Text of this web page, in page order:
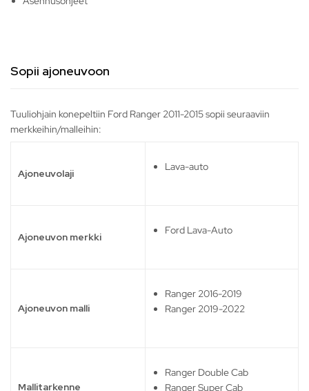
Sopii ajoneuvoon
Tuuliohjain konepeltiin Ford Ranger 2011-2015 sopii seuraaviin
merkkeihin/malleihin:
Ajoneuvolaji
Lava-auto
Ajoneuvon merkki
Ford Lava-Auto
Ajoneuvon malli
Ranger 2016-2019
Ranger 2019-2022
Mallitarkenne
Ranger Double Cab
Ranger Super Cab